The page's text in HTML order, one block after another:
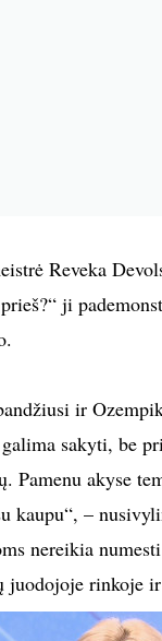
Reveka
ji
ir
sakyti, be
Pamenu akyse
–
nereikia
juodojoje rinkoje